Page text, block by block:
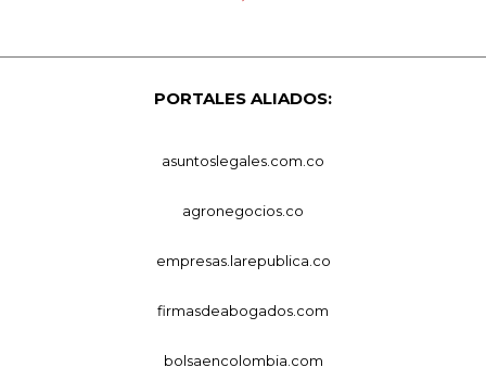
PORTALES ALIADOS:
asuntoslegales.com.co
agronegocios.co
empresas.larepublica.co
firmasdeabogados.com
bolsaencolombia.com